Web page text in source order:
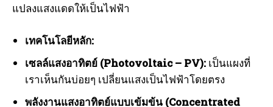
แปลงแสงแดดให้เป็นไฟฟ้า
เทคโนโลยีหลัก:
เซลล์แสงอาทิตย์ (Photovoltaic – PV): เป็นแผงที่
เราเห็นกันบ่อยๆ เปลี่ยนแสงเป็นไฟฟ้าโดยตรง
พลังงานแสงอาทิตย์แบบเข้มข้น (Concentrated